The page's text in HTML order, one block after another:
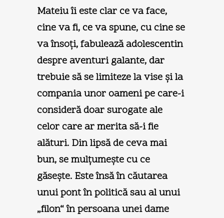
Mateiu îi este clar ce va face,
cine va fi, ce va spune, cu cine se
va însoţi, fabulează adolescentin
despre aventuri galante, dar
trebuie să se limiteze la vise şi la
compania unor oameni pe care-i
consideră doar surogate ale
celor care ar merita să-i fie
alături. Din lipsă de ceva mai
bun, se mulţumeşte cu ce
găseşte. Este însă în căutarea
unui pont în politică sau al unui
„filon“ în persoana unei dame